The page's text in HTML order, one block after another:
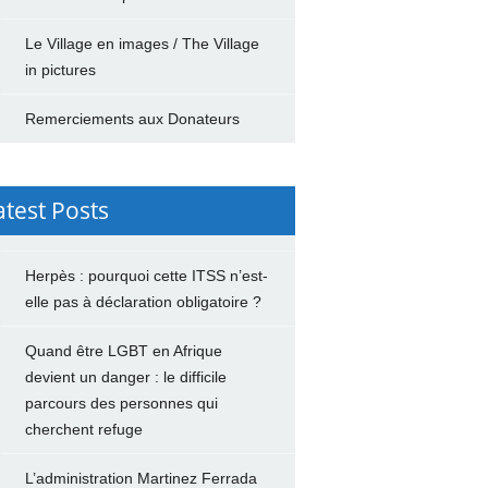
Le Village en images / The Village
in pictures
Remerciements aux Donateurs
Posts
Herpès : pourquoi cette ITSS n’est-
elle pas à déclaration obligatoire ?
Quand être LGBT en Afrique
devient un danger : le difficile
parcours des personnes qui
cherchent refuge
L’administration Martinez Ferrada